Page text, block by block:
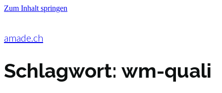
Zum Inhalt springen
amade.ch
Schlagwort: wm-quali